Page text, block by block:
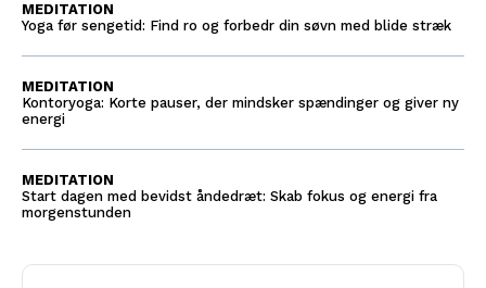
Yoga før sengetid: Find ro og forbedr din søvn med blide stræk
MEDITATION
Kontoryoga: Korte pauser, der mindsker spændinger og giver ny
energi
MEDITATION
Start dagen med bevidst åndedræt: Skab fokus og energi fra
morgenstunden
MEDITATION